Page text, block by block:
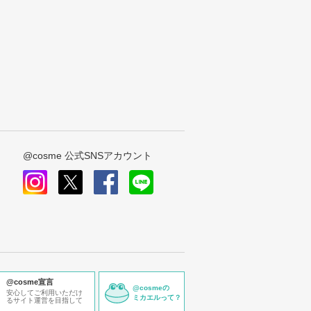
@cosme 公式SNSアカウント
@cosme宣言
安心してご利用いただけ
るサイト運営を目指して
@cosmeの
ミカエルって？